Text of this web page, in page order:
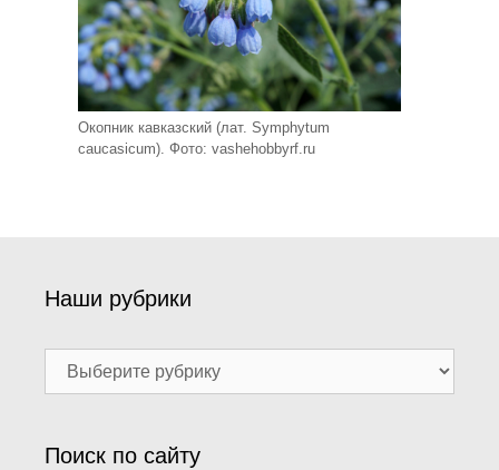
Окопник кавказский (лат. Symphytum
caucasicum). Фото: vashehobbyrf.ru
Наши рубрики
Наши
рубрики
Поиск по сайту